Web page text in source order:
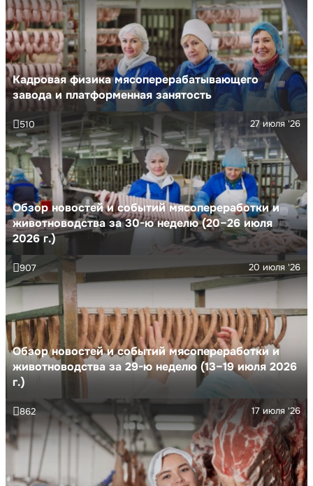
Кадровая физика мясоперерабатывающего
завода и платформенная занятость
Обзор новостей и событий мясопереработки и
животноводства за 30-ю неделю (20–26 июля
2026 г.)
27 июля '26
510
Обзор новостей и событий мясопереработки и
животноводства за 29-ю неделю (13–19 июля 2026
г.)
20 июля '26
907
17 июля '26
862